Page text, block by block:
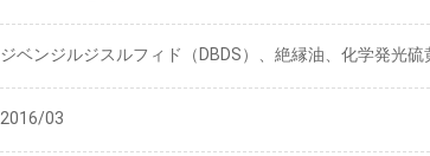
ジベンジルジスルフィド（DBDS）、絶縁油、化学発光硫
2016/03